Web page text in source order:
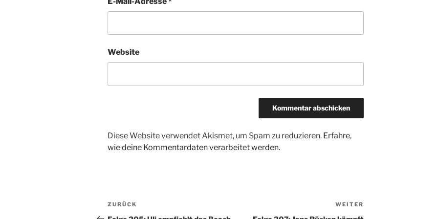
Website
Diese Website verwendet Akismet, um Spam zu reduzieren. Erfahre,
wie deine Kommentardaten verarbeitet werden.
Beitragsnavigation
Vorheriger
Beitrag
ZURÜCK
Beitrag
WEITER